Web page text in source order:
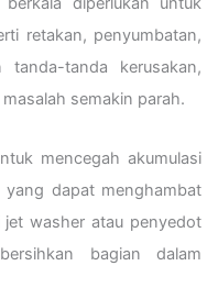
retakan, penyumbatan,
tanda kerusakan,
semakin parah.
mencegah akumulasi
yang dapat menghambat
jet washer atau penyedot
bagian dalam